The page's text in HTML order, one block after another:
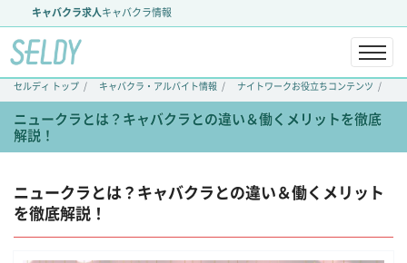
キャバクラ求人キャバクラ情報
セルディ トップ キャバクラ・アルバイト情報 ナイトワークお役立ちコンテンツ
ニュークラとは？キャバクラとの違い＆働くメリットを徹底
解説！
ニュークラとは？キャバクラとの違い＆働くメリット
を徹底解説！